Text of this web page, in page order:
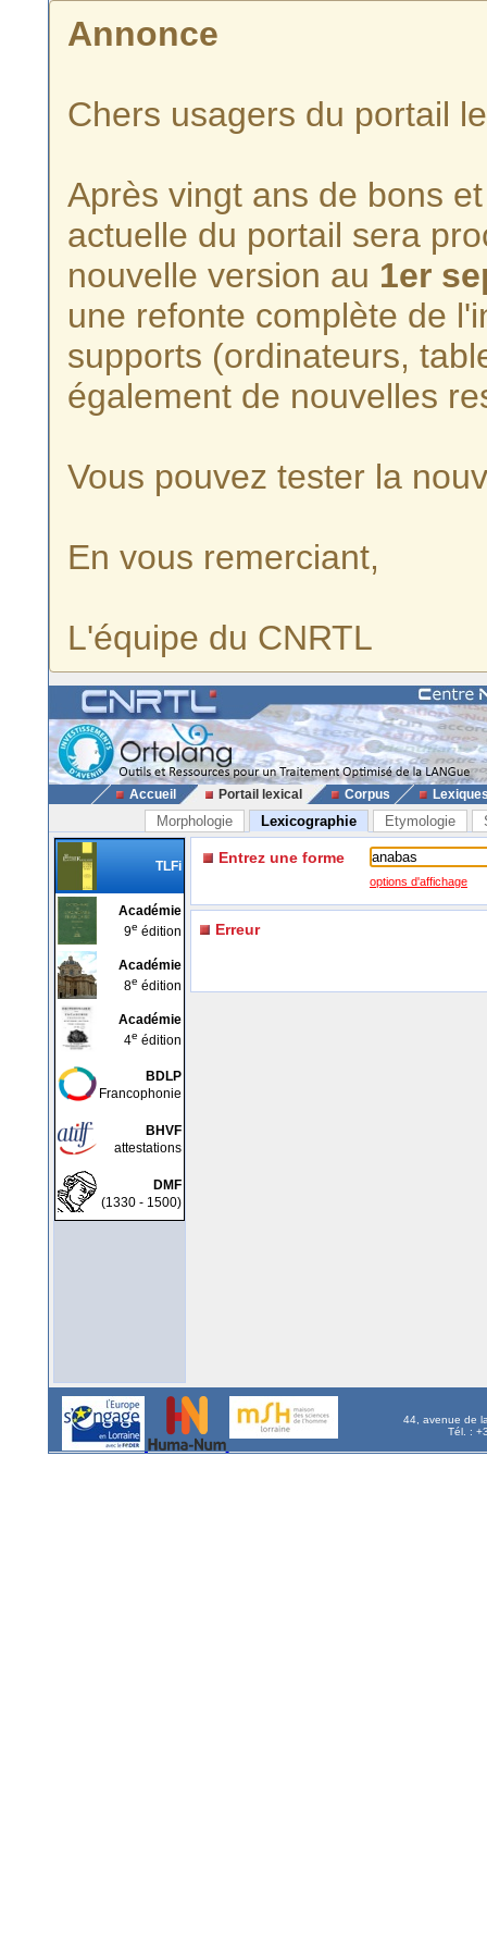
Annonce
Chers usagers du portail
Après vingt ans de bons
actuelle du portail sera
nouvelle version au 1er
une refonte complète de
supports (ordinateurs,
également de nouvelles
Vous pouvez tester la
En vous remerciant,
L'équipe du CNRTL
Accueil Portail lexical Corpus
Morphologie Lexicographie Etymologie
TLFi
Académie
9e édition
Académie
8e édition
Académie
4e édition
BDLP
Francophonie
BHVF
attestations
DMF
(1330 - 1500)
Entrez une forme
options d'affichage
Erreur
44, avenue de
Tél. :